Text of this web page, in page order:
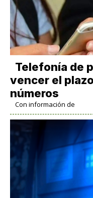
Telefonía de
vencer el
números
Con información de